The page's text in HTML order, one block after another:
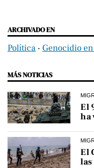
ARCHIVADO EN
Política ‧ Genocidio
MÁS NOTICIAS
El
ha
El